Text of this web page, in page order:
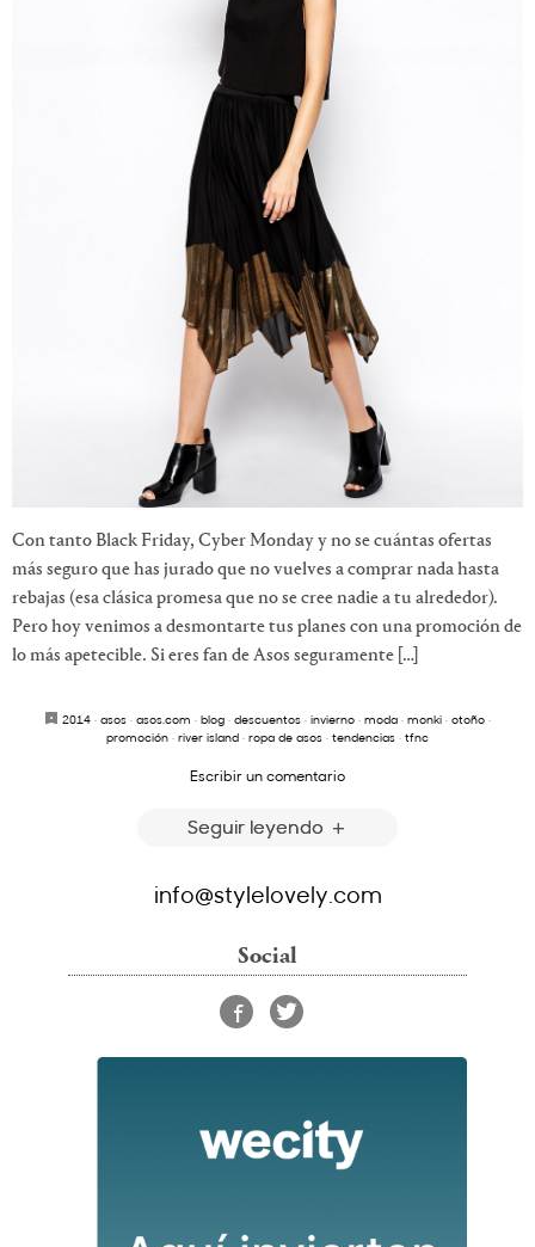
Con tanto Black Friday, Cyber Monday y no se cuántas ofertas
más seguro que has jurado que no vuelves a comprar nada hasta
rebajas (esa clásica promesa que no se cree nadie a tu alrededor).
Pero hoy venimos a desmontarte tus planes con una promoción de
lo más apetecible. Si eres fan de Asos seguramente […]
2014 · asos · asos.com · blog · descuentos · invierno · moda · monki · otoño ·
promoción · river island · ropa de asos · tendencias · tfnc
Escribir un comentario
Seguir leyendo
info@stylelovely.com
Social